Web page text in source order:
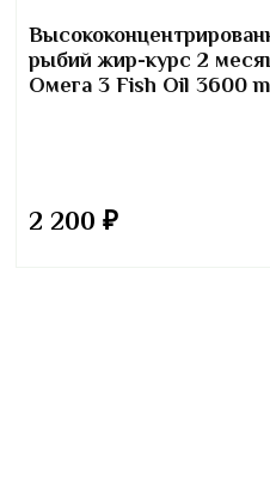
рыбий жир-курс 2
Омега 3 Fish Oil 3600
2 200 ₽